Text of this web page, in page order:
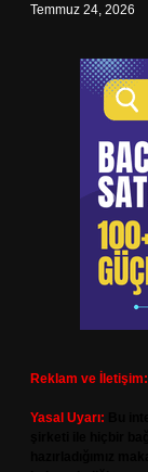
Temmuz 24, 2026
Reklam ve İletişim:
Yasal Uyarı: